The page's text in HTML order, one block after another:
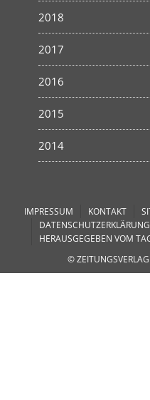
2018
2017
2016
2015
2014
IMPRESSUM KONTAKT
DATENSCHUTZERKLÄRUNG
HERAUSGEGEBEN VOM
©